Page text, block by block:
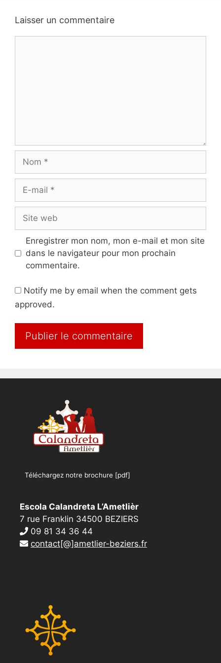
Laisser un commentaire
Nom
Site
web
Enregistrer mon nom, mon e-mail et mon site
dans le navigateur pour mon prochain
commentaire.
Notify me by email when the comment gets
approved.
Téléchargez notre brochure [pdf]
Escola Calandreta L’Ametlièr
7 rue Franklin 34500 BEZIERS
09 81 34 36 44
contact[@]ametlier-beziers.fr